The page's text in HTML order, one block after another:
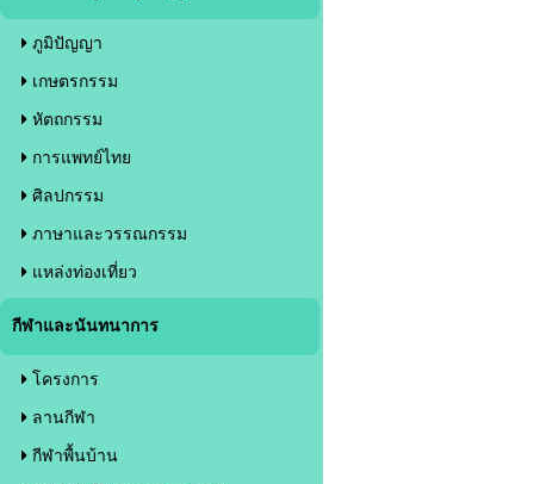
ภูมิปัญญา
เกษตรกรรม
หัตถกรรม
การแพทย์ไทย
ศิลปกรรม
ภาษาและวรรณกรรม
แหล่งท่องเที่ยว
กีฬาและนันทนาการ
โครงการ
ลานกีฬา
กีฬาพื้นบ้าน